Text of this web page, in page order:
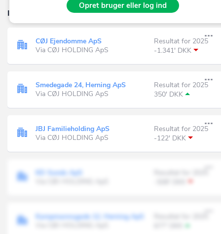
Indirekte ejede selskaber (113)
CØJ Ejendomme ApS
Via CØJ HOLDING ApS
Resultat for 2025
-1.341' DKK
Smedegade 24, Herning ApS
Via CØJ HOLDING ApS
Resultat for 2025
350' DKK
JBJ Familieholding ApS
Via CØJ HOLDING ApS
Resultat for 2025
-122' DKK
KD Sunds ApS
Kampmannsgade 12, Herning ApS
Opret bruger eller log ind